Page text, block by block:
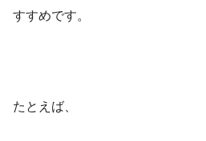
すすめです。
たとえば、